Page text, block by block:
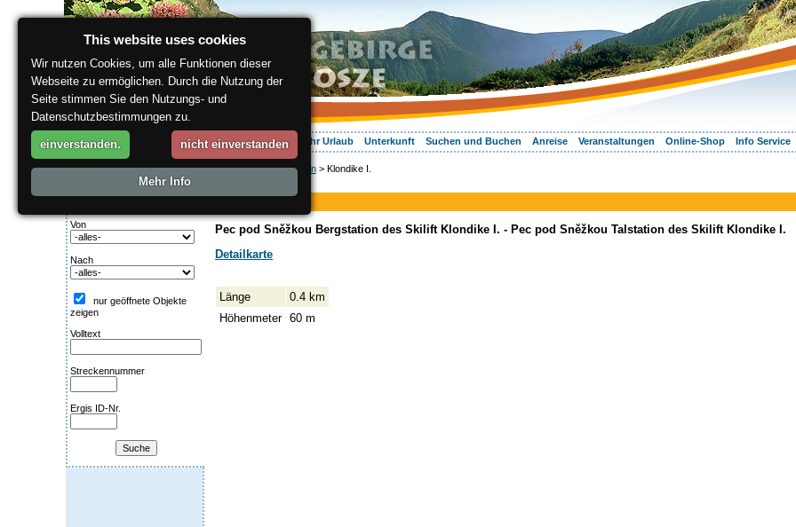
Über die Region Aktiv Erleben Entspannung Ihr Urlaub Unterkunft Suchen und Buchen Anreise Veranstaltungen Online-Shop Info Service
Von
Nach
nur geöffnete Objekte
zeigen
Volltext
Streckennummer
Ergis ID-Nr.
ergis.cz>Aktiv Erleben > Klondike I.
Klondike I.
Pec pod Sněžkou Bergstation des Skilift Klondike I. - Pec pod Sněžkou Talstation des Skilift Klondike I.
Detailkarte
Länge
0.4 km
Höhenmeter 60 m
This website uses cookies
Wir nutzen Cookies, um alle Funktionen dieser
Webseite zu ermöglichen. Durch die Nutzung der
Seite stimmen Sie den Nutzungs- und
Datenschutzbestimmungen zu.
einverstanden. nicht einverstanden
Mehr Info